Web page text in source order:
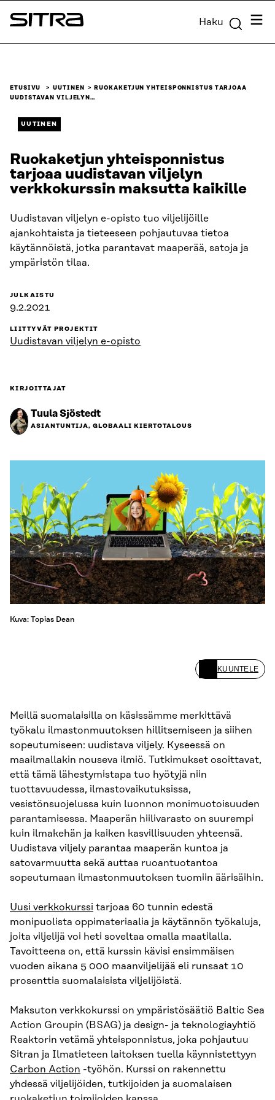
Siirry
suoraan
Sitra Haku
ETUSIVU UUTINEN
RUOKAKETJUN YHTEISPONNISTUS TARJOAA
UUDISTAVAN VILJELYN…
UUTINEN
Ruokaketjun yhteisponnistus
tarjoaa uudistavan viljelyn
verkkokurssin maksutta kaikille
Uudistavan viljelyn e-opisto tuo viljelijöille
ajankohtaista ja tieteeseen pohjautuvaa tietoa
käytännöistä, jotka parantavat maaperää, satoja ja
ympäristön tilaa.
JULKAISTU
9.2.2021
LIITTYVÄT PROJEKTIT
Uudistavan viljelyn e-opisto
KIRJOITTAJAT
Tuula Sjöstedt
ASIANTUNTIJA, GLOBAALI KIERTOTALOUS
Kuva: Topias Dean
KUUNTELE
Meillä suomalaisilla on käsissämme merkittävä
työkalu ilmastonmuutoksen hillitsemiseen ja siihen
sopeutumiseen: uudistava viljely. Kyseessä on
maailmallakin nouseva ilmiö. Tutkimukset osoittavat,
että tämä lähestymistapa tuo hyötyjä niin
tuottavuudessa, ilmastovaikutuksissa,
vesistönsuojelussa kuin luonnon monimuotoisuuden
parantamisessa. Maaperän hiilivarasto on suurempi
kuin ilmakehän ja kaiken kasvillisuuden yhteensä.
Uudistava viljely parantaa maaperän kuntoa ja
satovarmuutta sekä auttaa ruoantuotantoa
sopeutumaan ilmastonmuutoksen tuomiin äärisäihin.
Uusi verkkokurssi tarjoaa 60 tunnin edestä
monipuolista oppimateriaalia ja käytännön työkaluja,
joita viljelijä voi heti soveltaa omalla maatilalla.
Tavoitteena on, että kurssin kävisi ensimmäisen
vuoden aikana 5 000 maanviljelijää eli runsaat 10
prosenttia suomalaisista viljelijöistä.
Maksuton verkkokurssi on ympäristösäätiö Baltic Sea
Action Groupin (BSAG) ja design- ja teknologiayhtiö
Reaktorin vetämä yhteisponnistus, joka pohjautuu
Sitran ja Ilmatieteen laitoksen tuella käynnistettyyn
Carbon Action -työhön. Kurssi on rakennettu
yhdessä viljelijöiden, tutkijoiden ja suomalaisen